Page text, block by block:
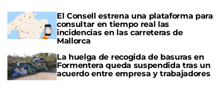
El Consell estrena una plataforma para
consultar en tiempo real las
incidencias en las carreteras de
Mallorca
La huelga de recogida de basuras en
Formentera queda suspendida tras un
acuerdo entre empresa y trabajadores